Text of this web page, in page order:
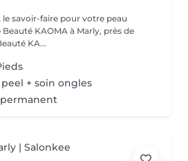
KAOMA à Marly, près de
Beauté KA...
+ soin ongles
permanent